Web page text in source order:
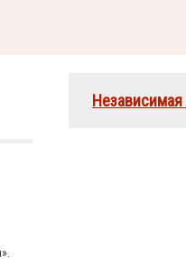
Независимая